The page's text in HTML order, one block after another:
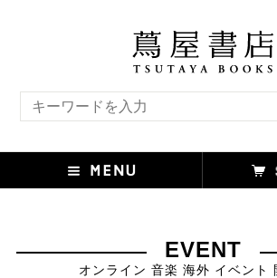
EVENT
オンライン 音楽 海外 イベント